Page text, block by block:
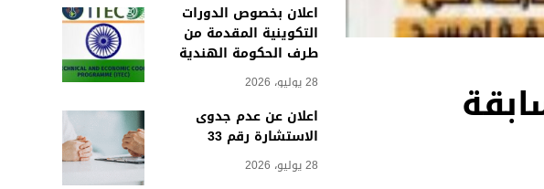
اعلان بخصوص الدورات
التكوينية المقدمة من
طرف الحكومة الهندية
28 يوليو، 2026
اعلان عن عدم جدوى
الاستشارة رقم 33
28 يوليو، 2026